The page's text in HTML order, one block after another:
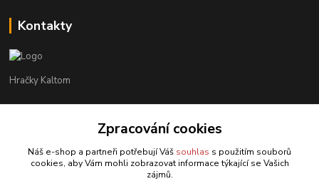
Kontakty
Hračky Kaltom
+420 777 538 008
hrackykaltom@gmail.com
Zpracování cookies
Náš e-shop a partneři potřebují Váš souhlas s použitím souborů
cookies, aby Vám mohli zobrazovat informace týkající se Vašich
zájmů.